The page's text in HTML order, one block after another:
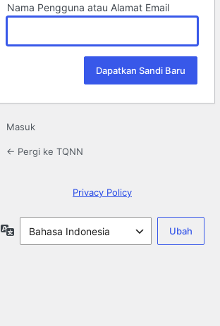
Nama Pengguna atau Alamat Email
Masuk
← Pergi ke TQNN
Privacy Policy
Bahasa